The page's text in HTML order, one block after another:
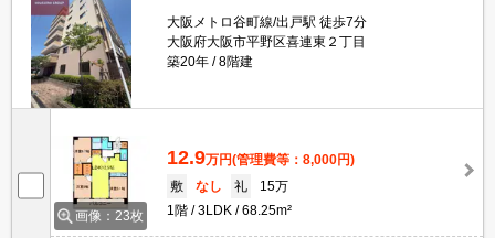
大阪メトロ谷町線/出戸駅 徒歩7分
大阪府大阪市平野区喜連東２丁目
築20年
8階建
画像：23枚
12.9万円(管理費等：8,000円)
敷
なし 礼
15万
1階
3LDK 68.25m²